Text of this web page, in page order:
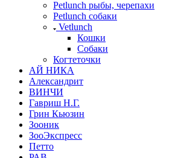
Petlunch рыбы, черепахи
Petlunch собаки
Vetlunch
Кошки
Собаки
Когтеточки
АЙ НИКА
Александрит
ВИНЧИ
Гавриш Н.Г.
Грин Кьюзин
Зооник
ЗооЭкспресс
Петто